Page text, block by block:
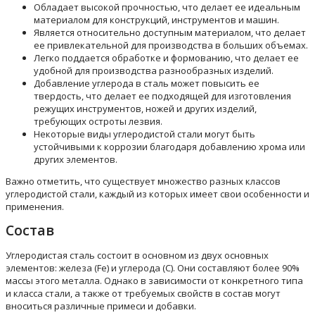
Обладает высокой прочностью, что делает ее идеальным
материалом для конструкций, инструментов и машин.
Является относительно доступным материалом, что делает
ее привлекательной для производства в больших объемах.
Легко поддается обработке и формованию, что делает ее
удобной для производства разнообразных изделий.
Добавление углерода в сталь может повысить ее
твердость, что делает ее подходящей для изготовления
режущих инструментов, ножей и других изделий,
требующих остроты лезвия.
Некоторые виды углеродистой стали могут быть
устойчивыми к коррозии благодаря добавлению хрома или
других элементов.
Важно отметить, что существует множество разных классов
углеродистой стали, каждый из которых имеет свои особенности и
применения.
Состав
Углеродистая сталь состоит в основном из двух основных
элементов: железа (Fe) и углерода (C). Они составляют более 90%
массы этого металла. Однако в зависимости от конкретного типа
и класса стали, а также от требуемых свойств в состав могут
вноситься различные примеси и добавки.